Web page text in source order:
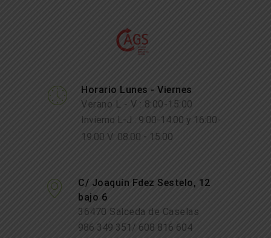
Horario Lunes - Viernes
Verano L - V : 8:00-15:00
Invierno L-J : 9:00-14:00 y 16:00-
19:00 V: 08:00 - 15:00
C/ Joaquín Fdez Sestelo, 12
bajo 6
36470 Salceda de Caselas
986 349 351/ 608 816 604